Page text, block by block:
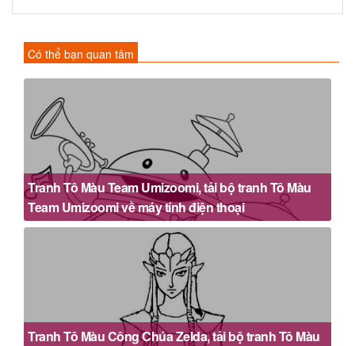
Có thể bạn quan tâm
Tranh Tô Màu Team Umizoomi, tải bộ tranh Tô Màu
Team Umizoomi về máy tính điện thoại
Tranh Tô Màu Công Chúa Zelda, tải bộ tranh Tô Màu